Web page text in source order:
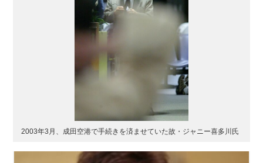
2003年3月、成田空港で手続きを済ませていた故・ジャニー喜多川氏